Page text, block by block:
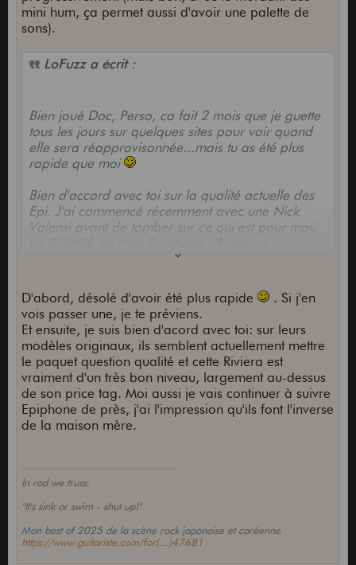
mini hum, ça permet aussi d'avoir une palette de
sons).
LoFuzz a écrit :
Bien joué Doc, Perso, ca fait 2 mois que je guette
tous les jours sur quelques sites pour voir quand
elle sera réapprovisonnée...mais tu as été plus
rapide que moi
Bien d'accord avec toi sur la qualité actuelle des
Epi. J'ai commencé récemment avec une Nick
Valensi avant de tomber sur ce qui est pour moi,
Swingster. Alors là, c'est de la folie pure. J'en suis
eu et j'ai du très haut de gamme (une Special '60
VOS et une '60 Relic pour le moment à la maison)
et bien...je suis tout simplement époustouflé par
cette guitare. Une petite recherche d'avis sur le
Net, les avis sont unanimes.
D'abord, désolé d'avoir été plus rapide
. Si j'en
vois passer une, je te préviens.
Et ensuite, je suis bien d'acord avec toi: sur leurs
modèles originaux, ils semblent actuellement mettre
le paquet question qualité et cette Riviera est
vraiment d'un très bon niveau, largement au-dessus
de son price tag. Moi aussi je vais continuer à suivre
Epiphone de près, j'ai l'impression qu'ils font l'inverse
de la maison mère.
In rod we truss.
"It's sink or swim - shut up!"
Mon best of 2025 de la scène rock japonaise et coréenne
https://www.guitariste.com/for(...)47681